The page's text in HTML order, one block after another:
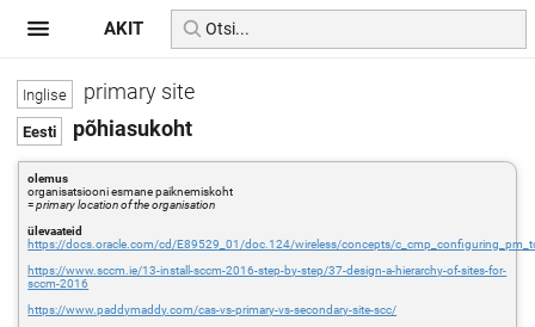
primary site
põhiasukoht
olemus
organisatsiooni esmane paiknemiskoht
=primary location of the organisation
ülevaateid
https://docs.oracle.com/cd/E89529_01/doc.124/wireless/concepts/
https://www.sccm.ie/13-install-sccm-2016-step-by-step/37-design-a-hierarchy-of-sites-for-
sccm-2016
https://www.paddymaddy.com/cas-vs-primary-vs-secondary-site-scc/
AKIT